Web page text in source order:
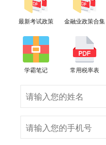
最新考试政策 金融业政策合集
学霸笔记 常用税率表